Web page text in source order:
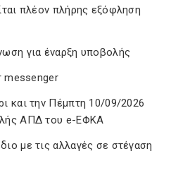
πλέον πλήρης εξόφληση
για έναρξη υποβολής
messenger
και την Πέμπτη 10/09/2026
ΑΠΔ του e-ΕΦΚΑ
με τις αλλαγές σε στέγαση